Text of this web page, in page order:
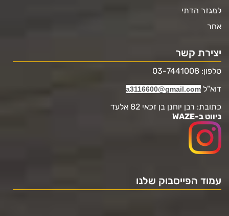
למגזר הדתי
אחר
יצירת קשר
טלפון: 03-7441008
דוא"ל a3116600@gmail.com
כתובת: רבן יוחנן בן זכאי 82 אלעד
ניווט ב-WAZE
עמוד הפייסבוק שלנו